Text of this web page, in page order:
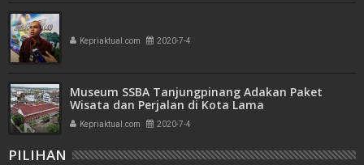
Kepriaktual.com 2020-7-4
Museum SSBA Tanjungpinang Adakan Paket
Wisata dan Perjalan di Kota Lama
Kepriaktual.com 2020-7-4
PILIHAN